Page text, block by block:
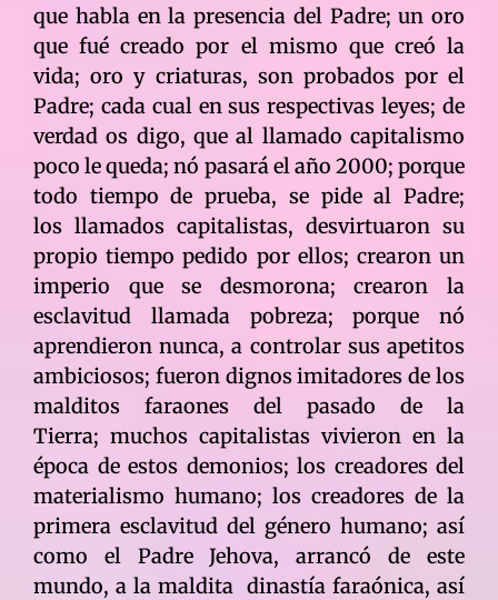
que habla en la presencia del Padre; un oro
que fué creado por el mismo que creó la
vida; oro y criaturas, son probados por el
Padre; cada cual en sus respectivas leyes; de
verdad os digo, que al llamado capitalismo
poco le queda; nó pasará el año 2000; porque
todo tiempo de prueba, se pide al Padre;
los llamados capitalistas, desvirtuaron su
propio tiempo pedido por ellos; crearon un
imperio que se desmorona; crearon la
esclavitud llamada pobreza; porque nó
aprendieron nunca, a controlar sus apetitos
ambiciosos; fueron dignos imitadores de los
malditos faraones del pasado de la
Tierra; muchos capitalistas vivieron en la
época de estos demonios; los creadores del
materialismo humano; los creadores de la
primera esclavitud del género humano; así
como el Padre Jehova, arrancó de este
mundo, a la maldita dinastía faraónica, así